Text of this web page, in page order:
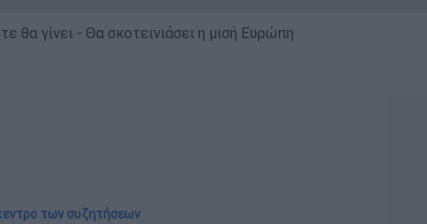
θα γίνει - Θα σκοτεινιάσει η μισή Ευρώπη
των συζητήσεων